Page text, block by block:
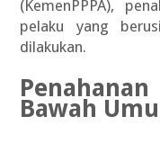
(KemenPPPA),
pelaku yang
dilakukan.
Bawah